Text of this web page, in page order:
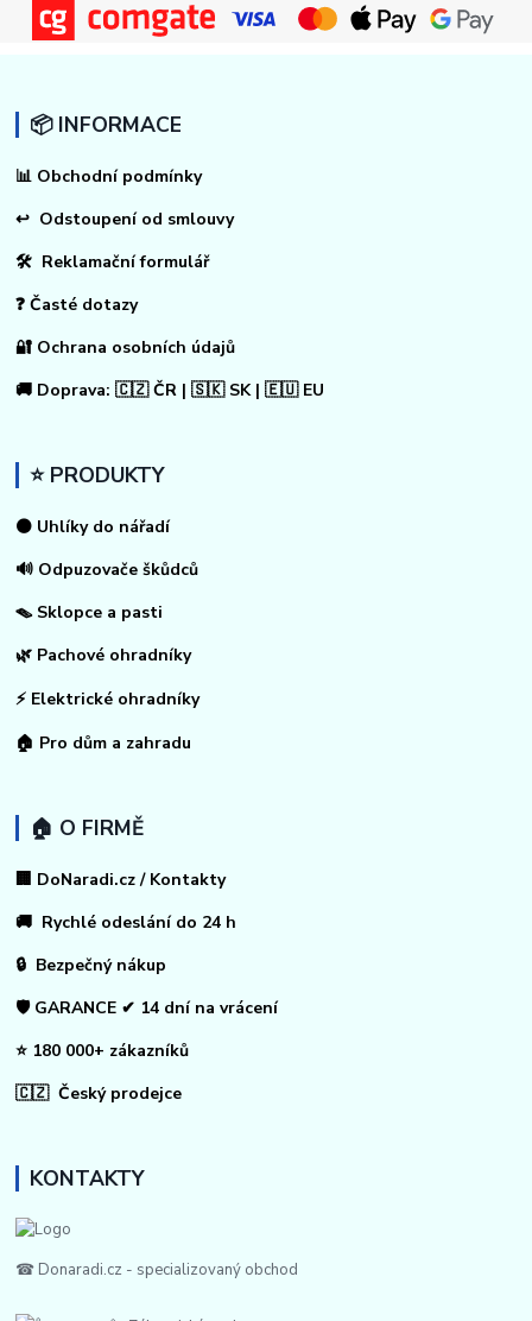
📦 INFORMACE
📊 Obchodní podmínky
↩ Odstoupení od smlouvy
🛠 Reklamační formulář
❓ Časté dotazy
🔐 Ochrana osobních údajů
🚚 Doprava: 🇨🇿 ČR | 🇸🇰 SK | 🇪🇺 EU
⭐ PRODUKTY
⚫ Uhlíky do nářadí
🔊 Odpuzovače škůdců
🪤 Sklopce a pasti
🌿 Pachové ohradníky
⚡ Elektrické ohradníky
🏠 Pro dům a zahradu
🏠 O FIRMĚ
🏢 DoNaradi.cz / Kontakty
🚚 Rychlé odeslání do 24 h
🔒 Bezpečný nákup
🛡️ GARANCE ✔ 14 dní na vrácení
⭐ 180 000+ zákazníků
🇨🇿 Český prodejce
KONTAKTY
☎ Donaradi.cz - specializovaný obchod